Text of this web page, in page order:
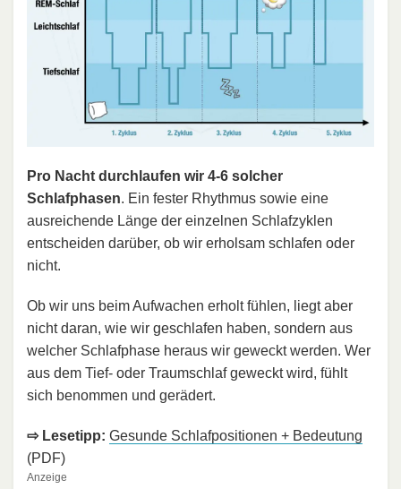
Pro Nacht durchlaufen wir 4-6 solcher
Schlafphasen. Ein fester Rhythmus sowie eine
ausreichende Länge der einzelnen Schlafzyklen
entscheiden darüber, ob wir erholsam schlafen oder
nicht.
Ob wir uns beim Aufwachen erholt fühlen, liegt aber
nicht daran, wie wir geschlafen haben, sondern aus
welcher Schlafphase heraus wir geweckt werden. Wer
aus dem Tief- oder Traumschlaf geweckt wird, fühlt
sich benommen und gerädert.
⇨ Lesetipp: Gesunde Schlafpositionen + Bedeutung
(PDF)
Anzeige